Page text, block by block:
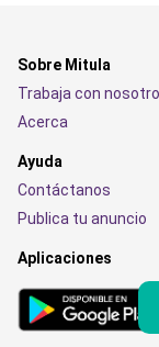
Sobre Mitula
Trabaja con
Acerca
Ayuda
Contáctanos
Publica tu anuncio
Aplicaciones